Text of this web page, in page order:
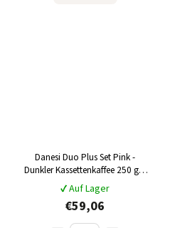
Danesi Duo Plus Set Pink -
Dunkler Kassettenkaffee 250 g +
2 Tassen und 2 Untertassen -
rosa
✔ Auf Lager
€59,06